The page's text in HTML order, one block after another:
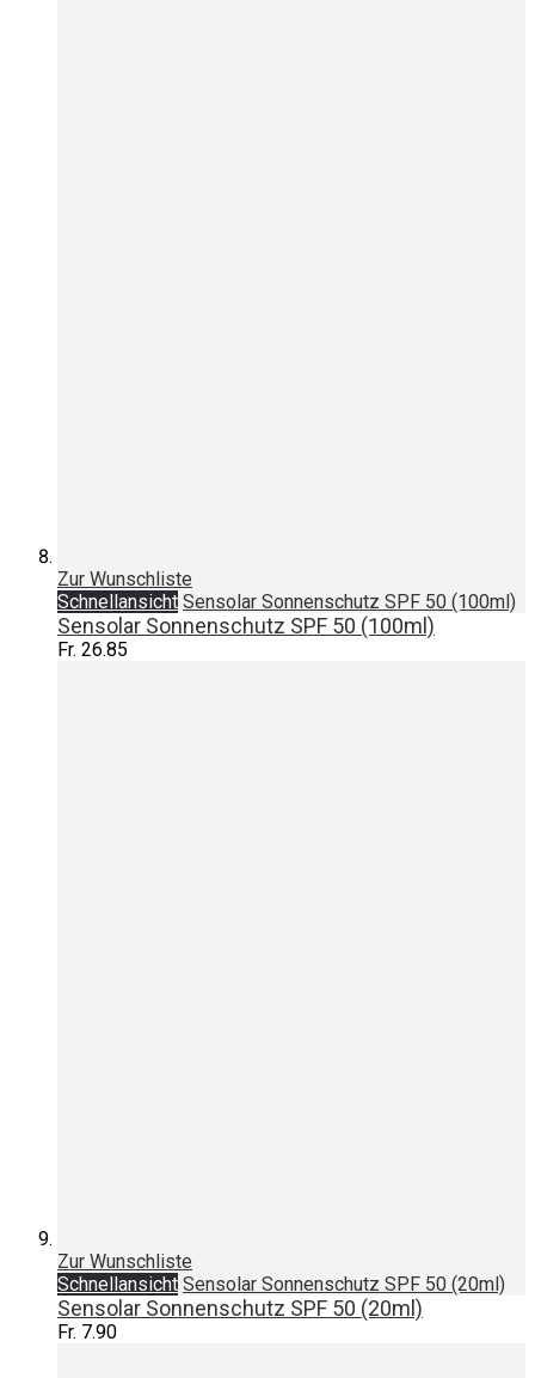
Zur Wunschliste
Schnellansicht Sensolar Sonnenschutz SPF 50 (100ml)
Sensolar Sonnenschutz SPF 50 (100ml)
Fr. 26.85
Zur Wunschliste
Schnellansicht Sensolar Sonnenschutz SPF 50 (20ml)
Sensolar Sonnenschutz SPF 50 (20ml)
Fr. 7.90